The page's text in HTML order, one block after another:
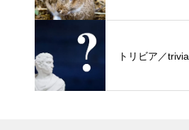
トリビア／trivia